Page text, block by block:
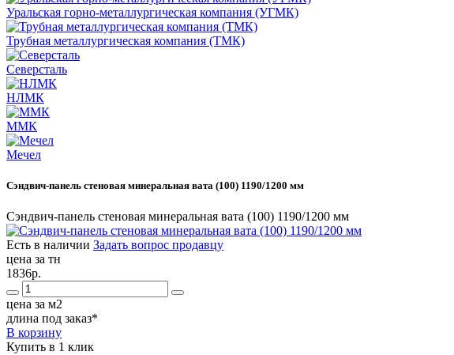
Уральская горно-металлургическая компания (УГМК)
Трубная металлургическая компания (ТМК)
Северсталь
НЛМК
ММК
Мечел
Сэндвич-панель стеновая минеральная вата (100) 1190/1200 мм
Сэндвич-панель стеновая минеральная вата (100) 1190/1200 мм
Есть в наличии Задать вопрос продавцу
цена за тн
1836р.
цена за м2
длина под заказ*
В корзину
Купить в 1 клик